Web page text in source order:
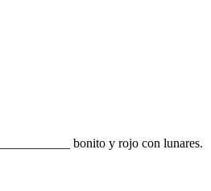
bonito y rojo con lunares.